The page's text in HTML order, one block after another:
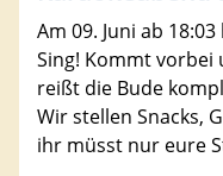
Am 09. Juni ab
Sing! Kommt
reißt die Bude
Wir stellen Snacks,
ihr müsst nur eure